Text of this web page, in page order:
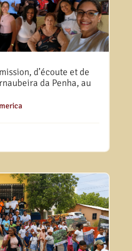
d’écoute et de
da Penha, au